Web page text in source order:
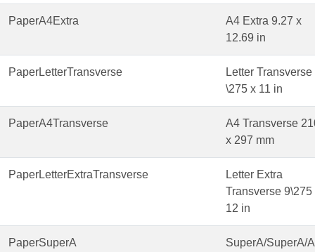
PaperA4Extra
A4 Extra 9.27 x
12.69 in
PaperLetterTransverse
Letter Transverse
\275 x 11 in
PaperA4Transverse
A4 Transverse
x 297 mm
PaperLetterExtraTransverse
Letter Extra
Transverse 9\275
12 in
PaperSuperA
SuperA/SuperA/